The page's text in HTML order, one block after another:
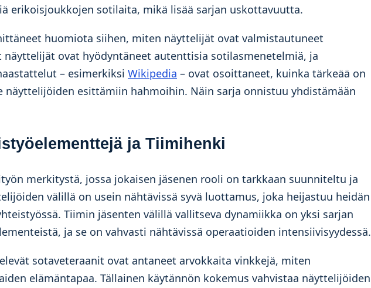
erikoisjoukkojen sotilaita, mikä lisää sarjan uskottavuutta.
huomiota siihen, miten näyttelijät ovat valmistautuneet
näyttelijät ovat hyödyntäneet autenttisia sotilasmenetelmiä, ja
– esimerkiksi Wikipedia – ovat osoittaneet, kuinka tärkeää on
näyttelijöiden esittämiin hahmoihin. Näin sarja onnistuu yhdistämään
ja Tiimihenki
merkitystä, jossa jokaisen jäsenen rooli on tarkkaan suunniteltu ja
välillä on usein nähtävissä syvä luottamus, joka heijastuu heidän
Tiimin jäsenten välillä vallitseva dynamiikka on yksi sarjan
ja se on vahvasti nähtävissä operaatioiden intensiivisyydessä.
sotaveteraanit ovat antaneet arvokkaita vinkkejä, miten
elämäntapaa. Tällainen käytännön kokemus vahvistaa näyttelijöiden